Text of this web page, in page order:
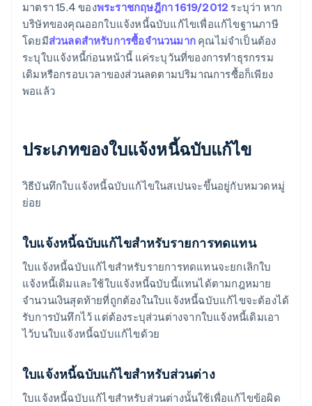
มาตรา 15.4 ของพระราชกฤษฎีกา 1619/2012 ระบุว่า หาก
บริษัทของคุณออกใบแจ้งหนี้ฉบับแก้ไขเพื่อแก้ไขฐานภาษี
โดยมีส่วนลดสำหรับการซื้อจำนวนมาก คุณไม่จำเป็นต้อง
ระบุใบแจ้งหนี้ก่อนหน้านี้ แค่ระบุวันที่ของการทำธุรกรรม
เดิมหรือกรอบเวลาของส่วนลดตามปริมาณการซื้อก็เพียง
พอแล้ว
ประเภทของใบแจ้งหนี้ฉบับแก้ไข
วิธีบันทึกใบแจ้งหนี้ฉบับแก้ไขในสเปนจะขึ้นอยู่กับหมวดหมู่
ย่อย
ใบแจ้งหนี้ฉบับแก้ไขสำหรับรายการทดแทน
ใบแจ้งหนี้ฉบับแก้ไขสำหรับรายการทดแทนจะยกเลิกใบ
แจ้งหนี้เดิมและใช้ใบแจ้งหนี้ฉบับนี้แทนได้ตามกฎหมาย
จำนวนเงินสุดท้ายที่ถูกต้องในใบแจ้งหนี้ฉบับแก้ไขจะต้องได้
รับการบันทึกไว้ แต่ต้องระบุส่วนต่างจากใบแจ้งหนี้เดิมเอา
ไว้บนใบแจ้งหนี้ฉบับแก้ไขด้วย
ใบแจ้งหนี้ฉบับแก้ไขสำหรับส่วนต่าง
ใบแจ้งหนี้ฉบับแก้ไขสำหรับส่วนต่างนั้นใช้เพื่อแก้ไขข้อผิด